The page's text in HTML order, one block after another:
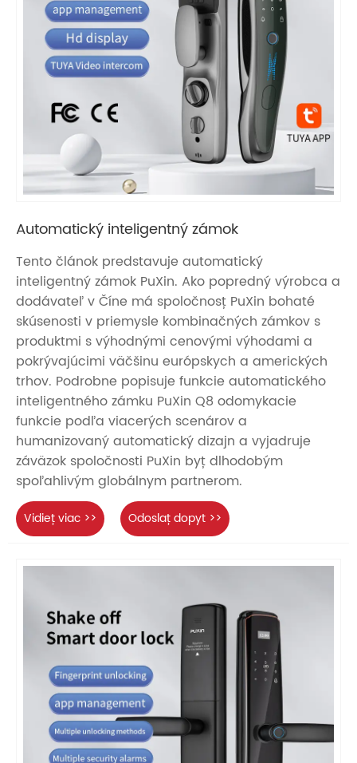
Automatický inteligentný zámok
Tento článok predstavuje automatický
inteligentný zámok PuXin. Ako popredný výrobca a
dodávateľ v Číne má spoločnosť PuXin bohaté
skúsenosti v priemysle kombinačných zámkov s
produktmi s výhodnými cenovými výhodami a
pokrývajúcimi väčšinu európskych a amerických
trhov. Podrobne popisuje funkcie automatického
inteligentného zámku PuXin Q8 odomykacie
funkcie podľa viacerých scenárov a
humanizovaný automatický dizajn a vyjadruje
záväzok spoločnosti PuXin byť dlhodobým
spoľahlivým globálnym partnerom.
Vidieť viac >> Odoslať dopyt >>